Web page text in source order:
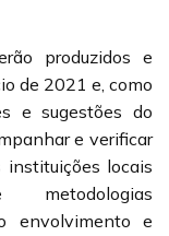
produzidos e
de 2021 e, como
e sugestões do
e verificar
instituições locais
envolvimento e